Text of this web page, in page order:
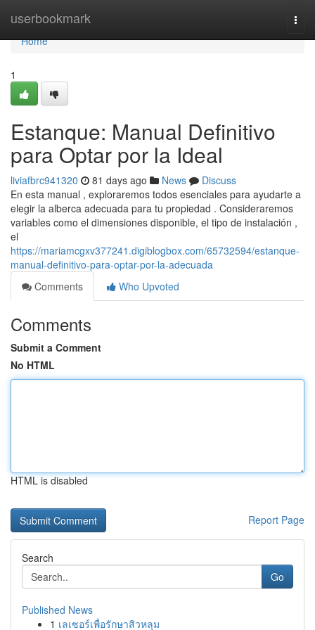
userbookmark
Home
Home
1
Estanque: Manual Definitivo
para Optar por la Ideal
liviafbrc941320 81 days ago News
Discuss
En esta manual , exploraremos todos esenciales para ayudarte a
elegir la alberca adecuada para tu propiedad . Consideraremos
variables como el dimensiones disponible, el tipo de instalación ,
el
https://mariamcgxv377241.digiblogbox.com/65732594/estanque-
manual-definitivo-para-optar-por-la-adecuada
Comments
Who Upvoted
Comments
Submit a Comment
No HTML
HTML is disabled
Report Page
Search
Go
Published News
1 เลเซอร์เพื่อรักษาสิวหลุม